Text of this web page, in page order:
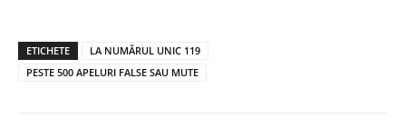
ETICHETE
LA NUMĂRUL UNIC 119
PESTE 500 APELURI FALSE SAU MUTE